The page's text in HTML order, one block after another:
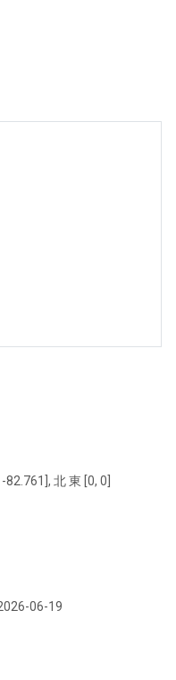
北 東 [0, 0]
06-19